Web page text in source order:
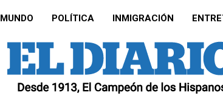
MUNDO POLÍTICA INMIGRACIÓN